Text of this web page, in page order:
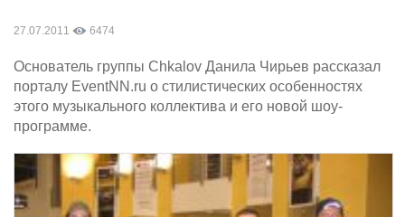
27.07.2011 6474
Основатель группы Chkalov Данила Чирьев рассказал
порталу EventNN.ru о стилистических особенностях
этого музыкального коллектива и его новой шоу-
программе.